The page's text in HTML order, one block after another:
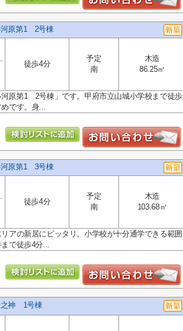
河原第1 2号棟
徒歩4分
予定
南
木造
86.25㎡
原第1 2号棟」です。甲府市立山城小学校まで徒歩
です。身...
河原第1 3号棟
徒歩4分
予定
南
木造
103.68㎡
アの新居にピッタリ。小学校が十分通学できる範囲
で徒歩4分...
之神 1号棟